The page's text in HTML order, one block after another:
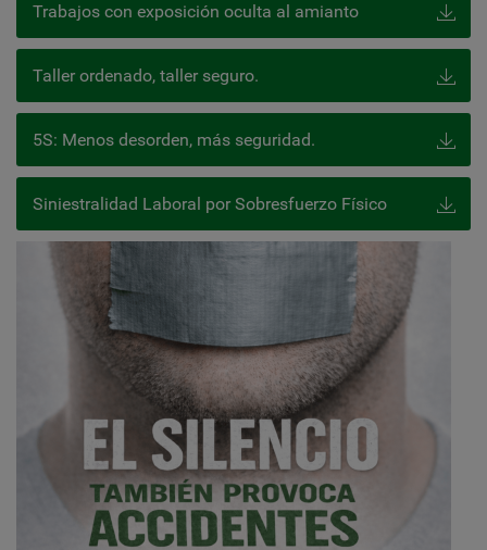
Trabajos con exposición oculta al amianto
Taller ordenado, taller seguro.
5S: Menos desorden, más seguridad.
Siniestralidad Laboral por Sobresfuerzo Físico